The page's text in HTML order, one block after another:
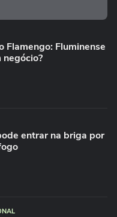
Flamengo: Fluminense
entrar na briga por